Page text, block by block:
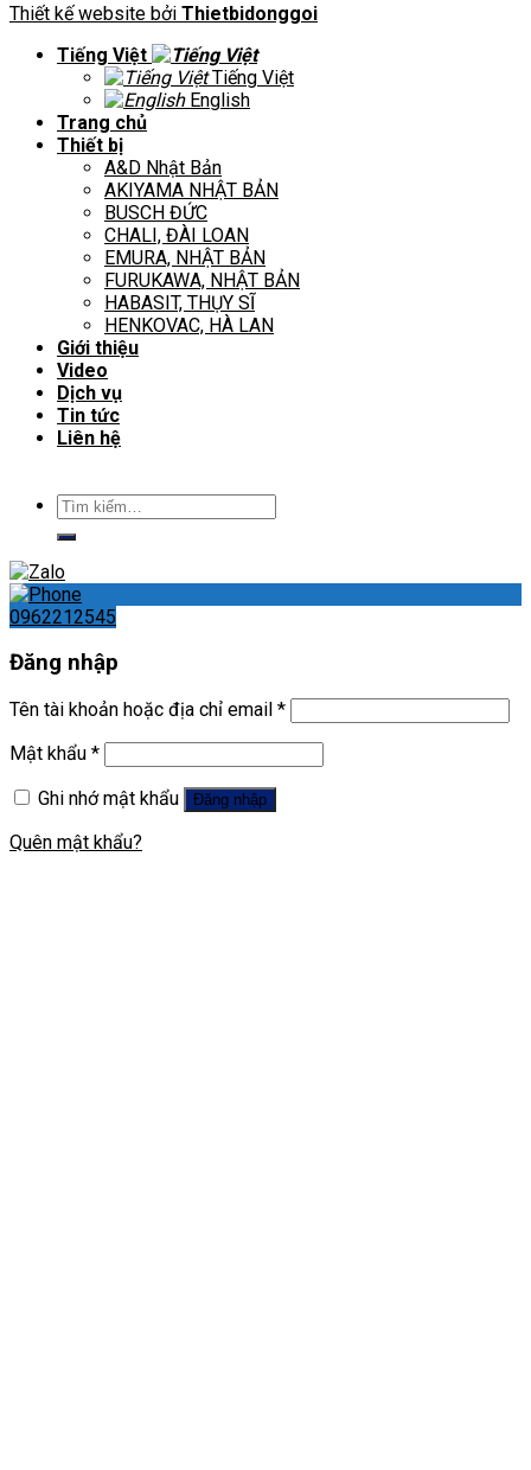
Thiết kế website bởi Thietbidonggoi
Tiếng Việt
Tiếng Việt
English
Trang chủ
Thiết bị
A&D Nhật Bản
AKIYAMA NHẬT BẢN
BUSCH ĐỨC
CHALI, ĐÀI LOAN
EMURA, NHẬT BẢN
FURUKAWA, NHẬT BẢN
HABASIT, THỤY SĨ
HENKOVAC, HÀ LAN
Giới thiệu
Video
Dịch vụ
Tin tức
Liên hệ
Tìm
kiếm:
0962212545
Đăng nhập
Tên tài khoản hoặc địa chỉ email *
Mật khẩu *
Ghi nhớ mật khẩu
Đăng nhập
Quên mật khẩu?